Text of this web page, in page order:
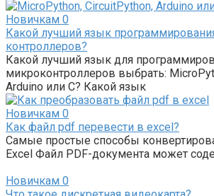
Новичкам 0
Какой лучший язык
контроллеров?
Какой лучший язык для
микроконтроллеров выбрать:
Arduino или C? Какой язык
Новичкам 0
Как файл pdf перевести в excel?
Самые простые способы
Excel Файл PDF-документа может
Новичкам 0